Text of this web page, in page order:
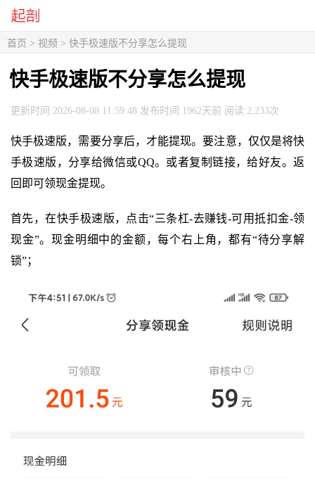
首页 > 视频 > 快手极速版不分享怎么提现
快手极速版不分享怎么提现
更新时间:2026-08-08 11:59:48 发布时间:1962天前 阅读:2,233次
快手极速版，需要分享后，才能提现。要注意，仅仅是将快
手极速版，分享给微信或QQ。或者复制链接，给好友。返
回即可领现金提现。
首先，在快手极速版，点击“三条杠-去赚钱-可用抵扣金-领
现金”。现金明细中的金额，每个右上角，都有“待分享解
锁”；